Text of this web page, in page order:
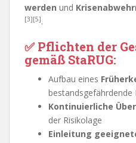
werden und
[3][5].
✅ Pflichten der
gemäß StaRUG:
Aufbau eines
bestandsgefährdende
Kontinuierliche
der Risikolage
Einleitung